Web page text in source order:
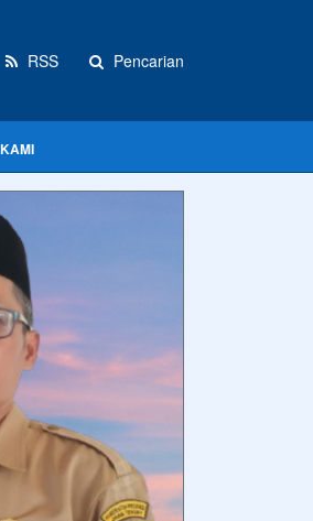
RSS Pencarian